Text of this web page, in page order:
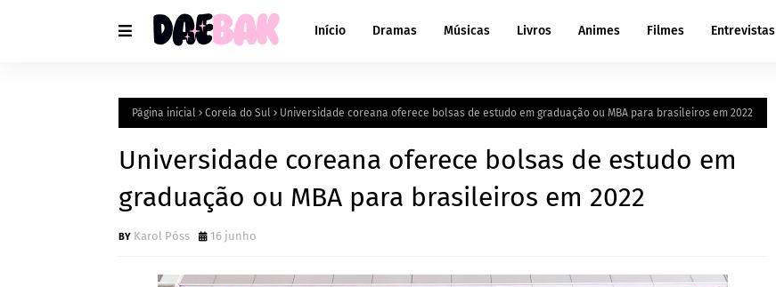
Início Dramas Músicas Livros Animes Filmes Entrevistas
Página inicial Coreia do Sul Universidade coreana oferece bolsas de estudo em graduação ou MBA para brasileiros em 2022
Universidade coreana oferece bolsas de estudo em
graduação ou MBA para brasileiros em 2022
Karol Póss 16 junho